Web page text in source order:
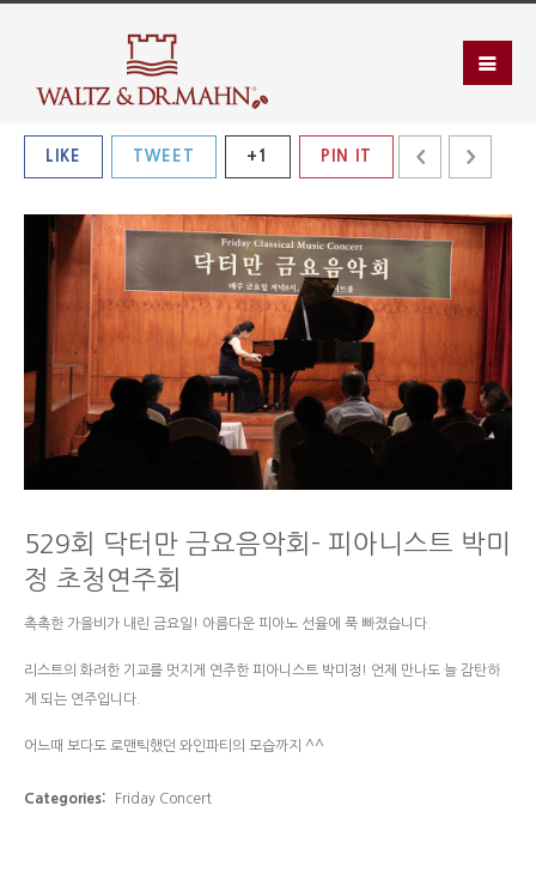
LIKE TWEET +1 PIN IT
529회 닥터만 금요음악회- 피아니스트 박미
정 초청연주회
촉촉한 가을비가 내린 금요일! 아름다운 피아노 선율에 푹 빠졌습니다.
리스트의 화려한 기교를 멋지게 연주한 피아니스트 박미정! 언제 만나도 늘 감탄하
게 되는 연주입니다.
어느때 보다도 로맨틱했던 와인파티의 모습까지 ^^
Categories: Friday Concert